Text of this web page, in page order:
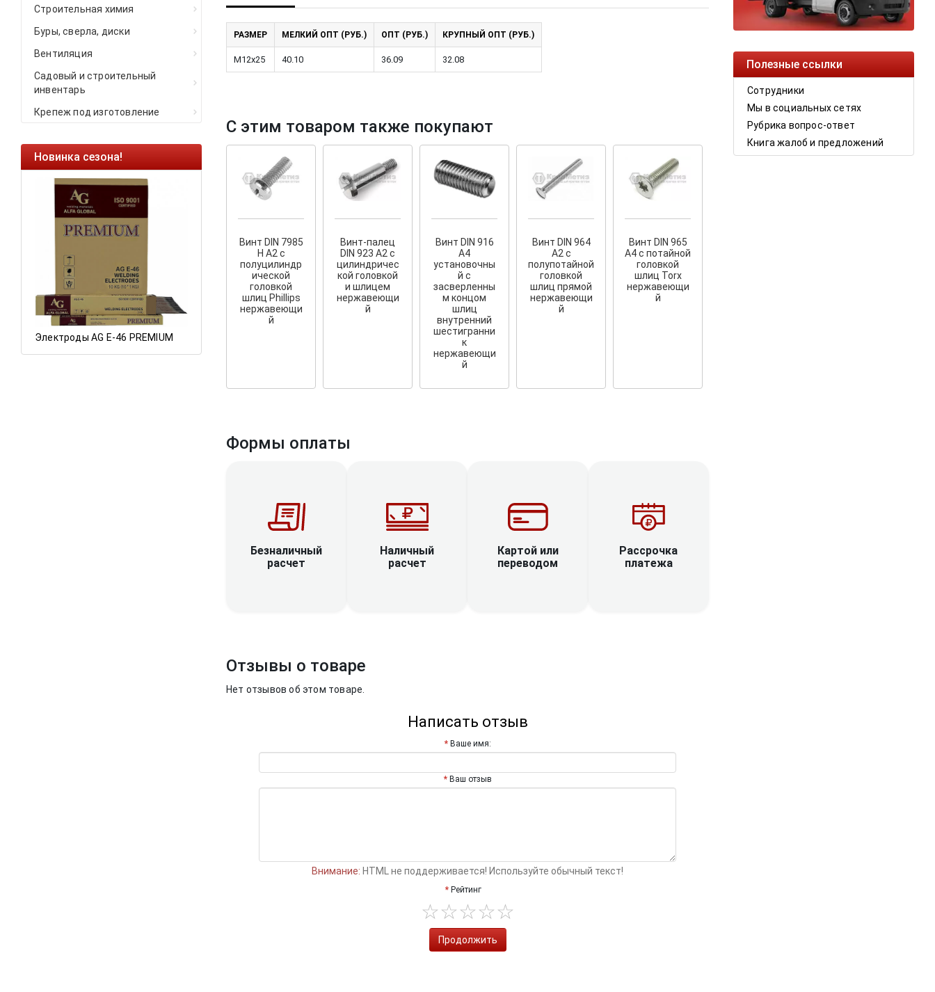
Строительная химия
Буры, сверла, диски
Вентиляция
Садовый и строительный
инвентарь
Крепеж под изготовление
Новинка сезона!
Электроды AG E-46 PREMIUM
Ликвидация остатков!
Саморезы кровельные HKR-R
HARPOON EURO
остатков по ценам 2020 года!
Cкрытый крепеж
Крепление террас и фасадов
и фасадов.
Полезные ссылки
Сотрудники
Мы в социальных сетях
Рубрика вопрос-ответ
Книга жалоб и предложений
РАЗМЕР МЕЛКИЙ ОПТ (РУБ.) ОПТ (РУБ.) КРУПНЫЙ ОПТ (РУБ.)
M12x25 40.10 36.09 32.08
С этим товаром также покупают
Винт DIN 7985
H А2 с
полуцилиндр
ической
головкой
шлиц Phillips
нержавеющи
й
Винт-палец
DIN 923 А2 с
цилиндричес
кой головкой
и шлицем
нержавеющи
й
Винт DIN 916
A4
установочны
й с
засверленны
м концом
шлиц
внутренний
шестигранни
к
нержавеющи
й
Винт DIN 964
А2 с
полупотайной
головкой
шлиц прямой
нержавеющи
й
Винт DIN 965
A4 с потайной
головкой
шлиц Torx
нержавеющи
й
Формы оплаты
Безналичный
расчет
Наличный
расчет
Картой или
переводом
Рассрочка
платежа
Отзывы о товаре
Нет отзывов об этом товаре.
Написать отзыв
Ваше имя:
Ваш отзыв
Внимание: HTML не поддерживается! Используйте обычный текст!
Рейтинг
Продолжить